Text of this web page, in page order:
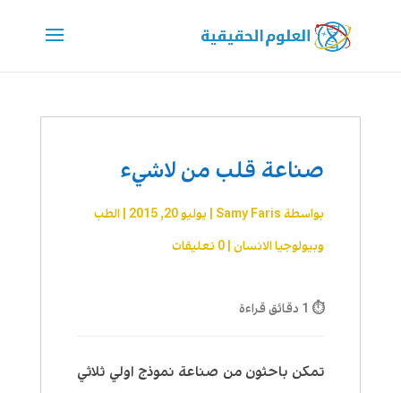
صناعة قلب من لاشيء
بواسطة Samy Faris يوليو 20, 2015
الطب
وبيولوجيا الانسان| 0 تعليقات
⏱ 1 دقائق قراءة
تمكن باحثون من صناعة نموذج اولي ثلاثي